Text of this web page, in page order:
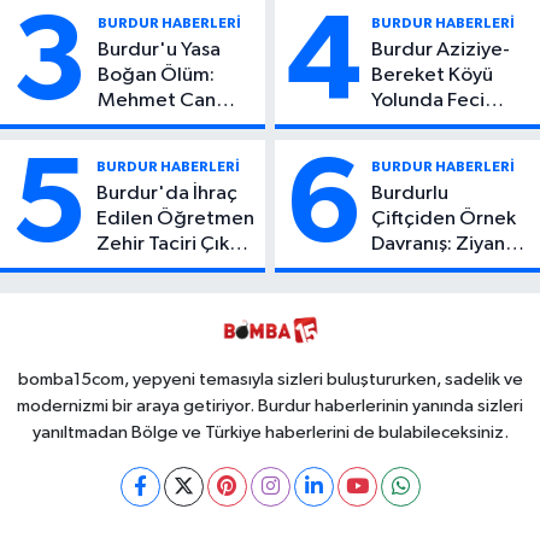
3 BURDUR HABERLERİ
Burdur'u Yasa
Boğan Ölüm:
Mehmet Can
Atıcı Genç Yaşta
4 BURDUR HABERLERİ
Burdur Aziziye-
Bereket Köyü
Yolunda Feci
Kaza: 1 Ölü, 2
5 BURDUR HABERLERİ
Burdur'da İhraç
Edilen Öğretmen
Zehir Taciri Çıktı:
Binlerce
6 BURDUR HABERLERİ
Burdurlu
Çiftçiden Örnek
Davranış: Ziyan
Olmasın Diye
Toplayabilecek
bomba15com, yepyeni temasıyla sizleri buluştururken, sadelik ve
modernizmi bir araya getiriyor. Burdur haberlerinin yanında sizleri
yanıltmadan Bölge ve Türkiye haberlerini de bulabileceksiniz.